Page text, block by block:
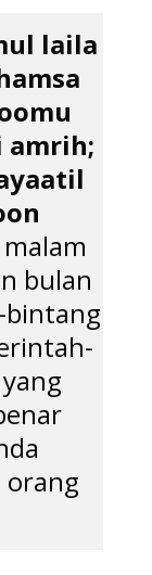
laila
amrih;
bulan
orang